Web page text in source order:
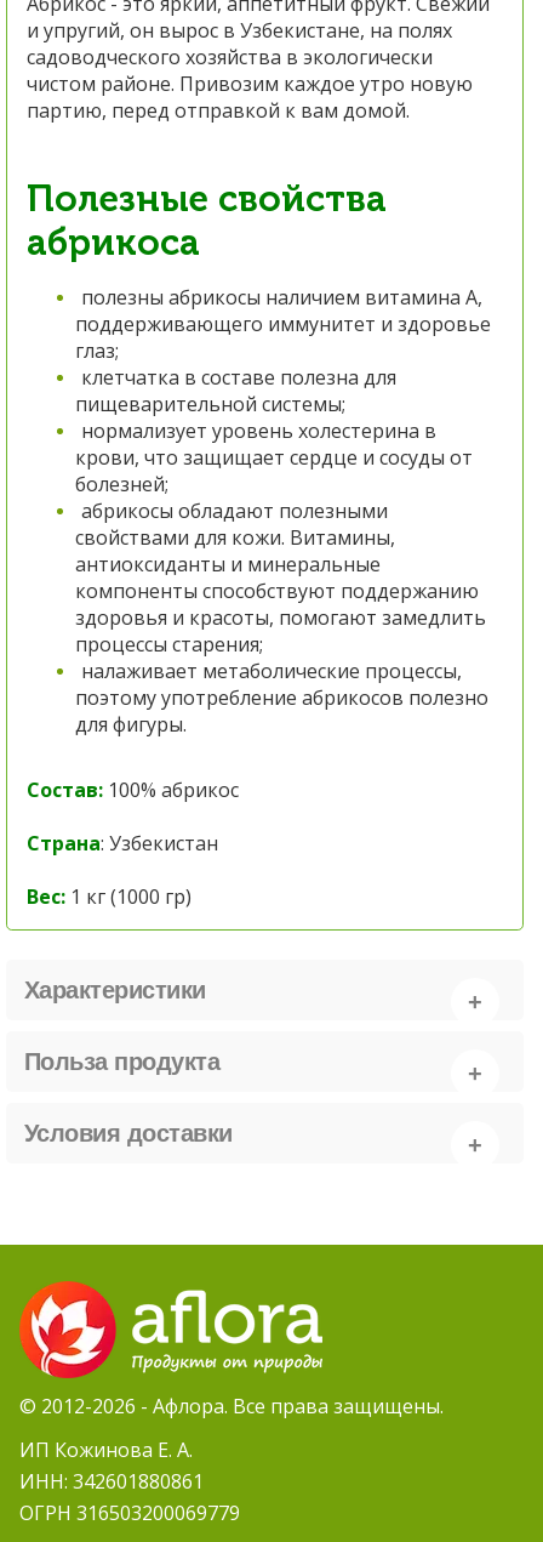
и упругий, он вырос в Узбекистане, на полях
садоводческого хозяйства в экологически
чистом районе. Привозим каждое утро новую
партию, перед отправкой к вам домой.
Полезные свойства
абрикоса
полезны абрикосы наличием витамина А,
поддерживающего иммунитет и здоровье
глаз;
клетчатка в составе полезна для
пищеварительной системы;
нормализует уровень холестерина в
крови, что защищает сердце и сосуды от
болезней;
абрикосы обладают полезными
свойствами для кожи. Витамины,
антиоксиданты и минеральные
компоненты способствуют поддержанию
здоровья и красоты, помогают замедлить
процессы старения;
налаживает метаболические процессы,
поэтому употребление абрикосов полезно
для фигуры.
Состав: 100% абрикос
Страна: Узбекистан
Вес: 1 кг (1000 гр)
Характеристики
Польза продукта
Условия доставки
© 2012-2026 - Афлора. Все права защищены.
ИП Кожинова Е. А.
ИНН: 342601880861
ОГРН 316503200069779